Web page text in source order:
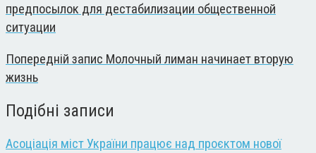
предпосылок для дестабилизации общественной
ситуации
Попередній запис Молочный лиман начинает вторую
жизнь
Подібні записи
Асоціація міст України працює над проєктом нової